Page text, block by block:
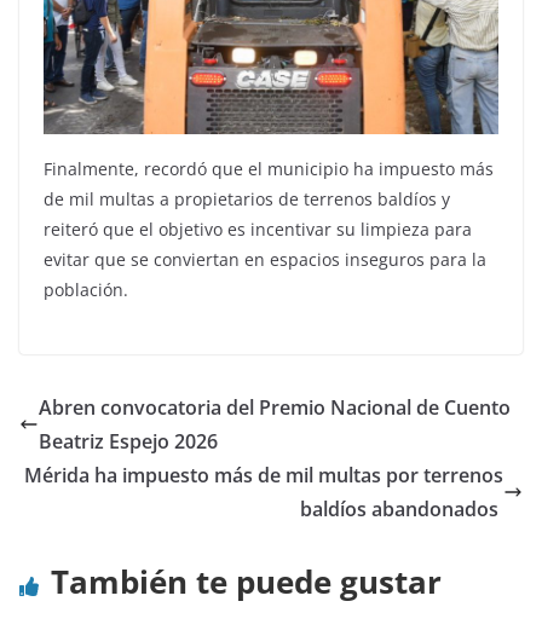
Finalmente, recordó que el municipio ha impuesto más
de mil multas a propietarios de terrenos baldíos y
reiteró que el objetivo es incentivar su limpieza para
evitar que se conviertan en espacios inseguros para la
población.
Abren convocatoria del Premio Nacional de Cuento
Beatriz Espejo 2026
Mérida ha impuesto más de mil multas por terrenos
baldíos abandonados
También te puede gustar